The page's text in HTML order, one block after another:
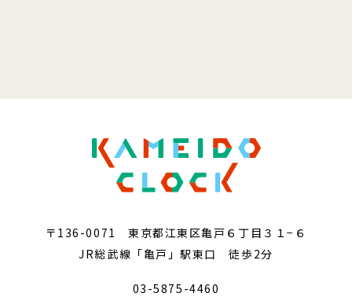
〒136-0071 東京都江東区亀戸６丁目３１−６
JR総武線「亀戸」駅東口 徒歩2分
03-5875-4460